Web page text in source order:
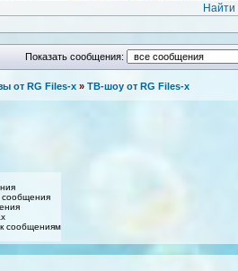
Найти
Показать сообщения:
от RG Files-x » ТВ-шоу от RG Files-x
сообщения
сообщениям